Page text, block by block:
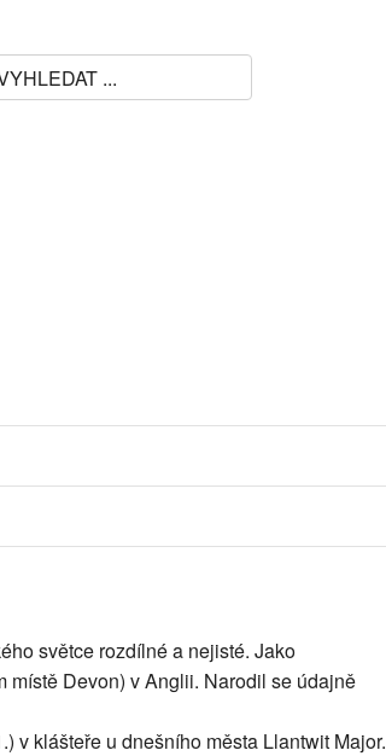
světce rozdílné a nejisté. Jako
místě Devon) v Anglii. Narodil se údajně
v klášteře u dnešního města Llantwit Major.